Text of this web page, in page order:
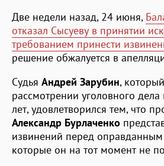
Две недели назад, 24 июня,
отказал Сысуеву в принятии
требованием принести
решение обжалуется в
Судья Андрей Зарубин,
рассмотрении уголовного
лет, удовлетворился тем, что
Александр Бурлаченко
извинений перед
которые он на тот момент не